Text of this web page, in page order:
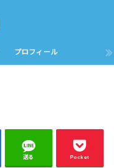
プロフィール
送る Pocket